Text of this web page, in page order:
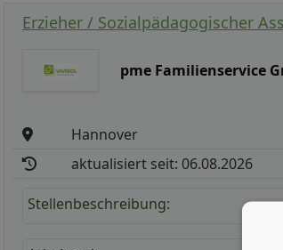
Erzieher / Sozialpädagogischer
pme Familienservice
Hannover
aktualisiert seit: 06.08.2026
Stellenbeschreibung: